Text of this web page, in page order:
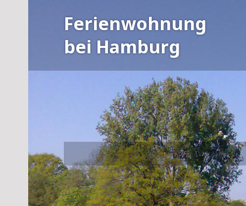
Ferienwohnung
bei Hamburg